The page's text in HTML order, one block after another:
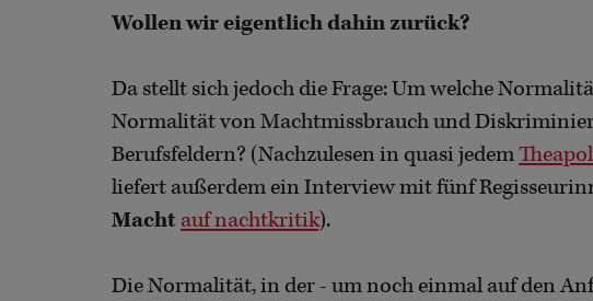
Wollen wir eigentlich dahin zurück?
Da stellt sich jedoch die Frage: Um welche
Normalität von Machtmissbrauch und
Berufsfeldern? (Nachzulesen in quasi jedem
liefert außerdem ein Interview mit fünf
Macht auf nachtkritik).
Die Normalität, in der - um noch einmal auf den